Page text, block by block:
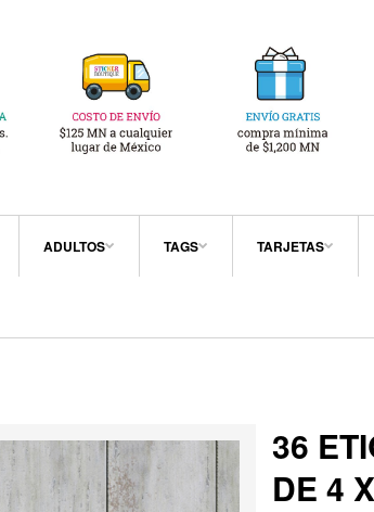
ADULTOS TAGS TARJETAS
36
DE 4